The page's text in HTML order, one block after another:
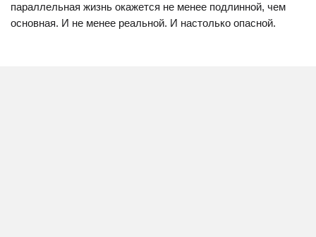
параллельная жизнь окажется не менее подлинной, чем
основная. И не менее реальной. И настолько опасной.